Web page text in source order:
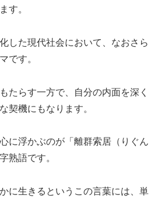
す。
した現代社会において、なおさら
です。
たらす一方で、自分の内面を深く
契機にもなります。
に浮かぶのが「離群索居（りぐん
熟語です。
に生きるというこの言葉には、単